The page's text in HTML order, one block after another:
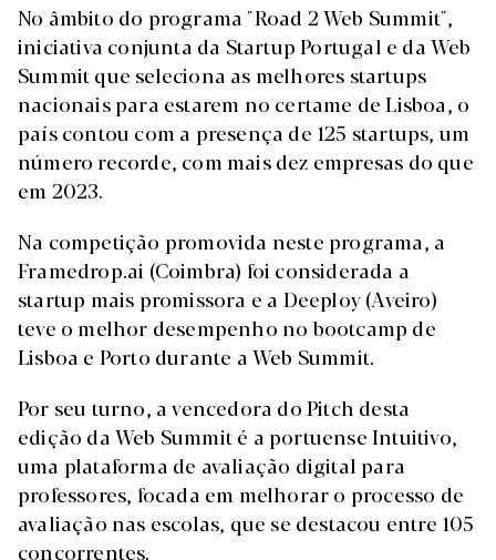
No âmbito do programa "Road 2 Web Summit",
iniciativa conjunta da Startup Portugal e da Web
Summit que seleciona as melhores startups
nacionais para estarem no certame de Lisboa, o
país contou com a presença de 125 startups, um
número recorde, com mais dez empresas do que
em 2023.
Na competição promovida neste programa, a
Framedrop.ai (Coimbra) foi considerada a
startup mais promissora e a Deeploy (Aveiro)
teve o melhor desempenho no bootcamp de
Lisboa e Porto durante a Web Summit.
Por seu turno, a vencedora do Pitch desta
edição da Web Summit é a portuense Intuitivo,
uma plataforma de avaliação digital para
professores, focada em melhorar o processo de
avaliação nas escolas, que se destacou entre 105
concorrentes.